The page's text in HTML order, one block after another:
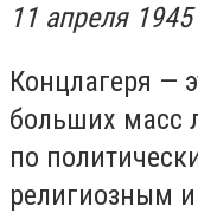
11 апреля 1945
Концлагеря —
больших масс
по
религиозным